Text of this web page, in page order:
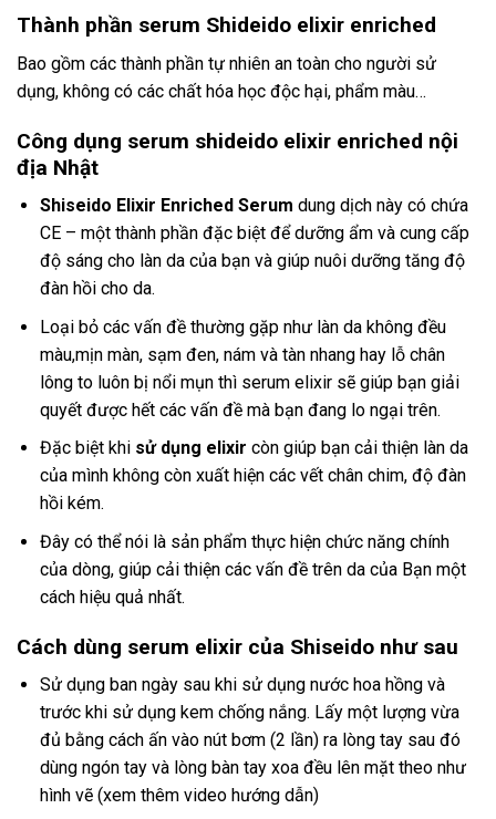
Thành phần serum Shideido elixir enriched
Bao gồm các thành phần tự nhiên an toàn cho người sử
dụng, không có các chất hóa học độc hại, phẩm màu…
Công dụng serum shideido elixir enriched nội
địa Nhật
Shiseido Elixir Enriched Serum dung dịch này có chứa
CE – một thành phần đặc biệt để dưỡng ẩm và cung cấp
độ sáng cho làn da của bạn và giúp nuôi dưỡng tăng độ
đàn hồi cho da.
Loại bỏ các vấn đề thường gặp như làn da không đều
màu,mịn màn, sạm đen, nám và tàn nhang hay lỗ chân
lông to luôn bị nổi mụn thì serum elixir sẽ giúp bạn giải
quyết được hết các vấn đề mà bạn đang lo ngại trên.
Đặc biệt khi sử dụng elixir còn giúp bạn cải thiện làn da
của mình không còn xuất hiện các vết chân chim, độ đàn
hồi kém.
Đây có thể nói là sản phẩm thực hiện chức năng chính
của dòng, giúp cải thiện các vấn đề trên da của Bạn một
cách hiệu quả nhất.
Cách dùng serum elixir của Shiseido như sau
Sử dụng ban ngày sau khi sử dụng nước hoa hồng và
trước khi sử dụng kem chống nắng. Lấy một lượng vừa
đủ bằng cách ấn vào nút bơm (2 lần) ra lòng tay sau đó
dùng ngón tay và lòng bàn tay xoa đều lên mặt theo như
hình vẽ (xem thêm video hướng dẫn)